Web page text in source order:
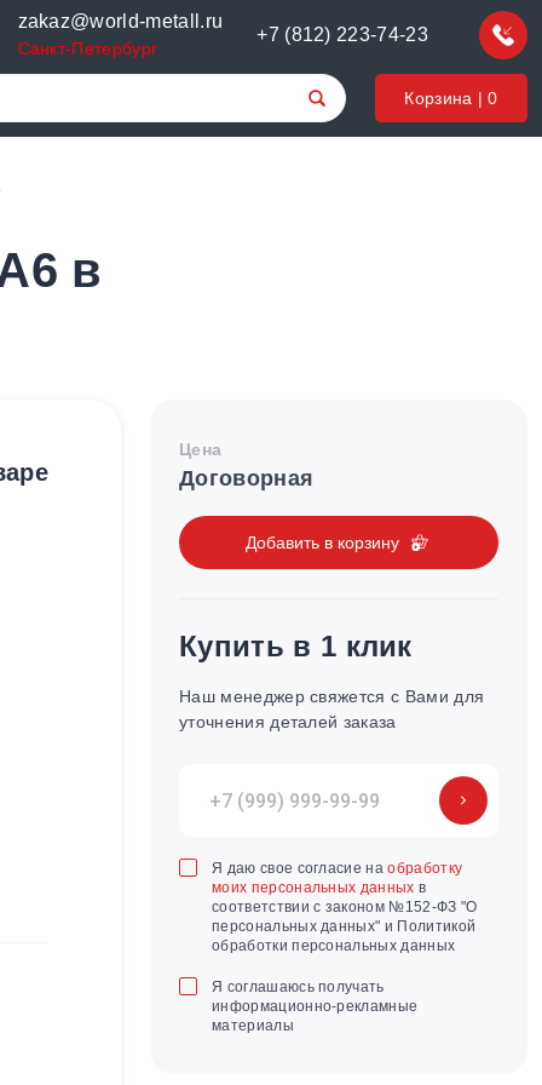
zakaz@world-metall.ru
Санкт-Петербург
+7 (812) 223-74-23
Корзина |0
в
Цена
Договорная
Добавить в корзину
Купить в 1 клик
Наш менеджер свяжется с Вами для
уточнения деталей заказа
Я даю свое согласие наобработку
моих персональных данных в
соответствии с законом №152-ФЗ "О
персональных данных" и Политикой
обработки персональных данных
Я соглашаюсь получать
информационно-рекламные
материалы